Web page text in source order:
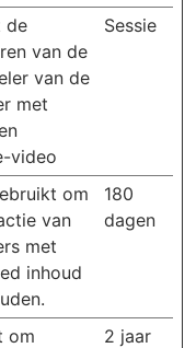
de
van de
van de
met
video
Sessie
om
van
met
inhoud
180
dagen
om
2 jaar